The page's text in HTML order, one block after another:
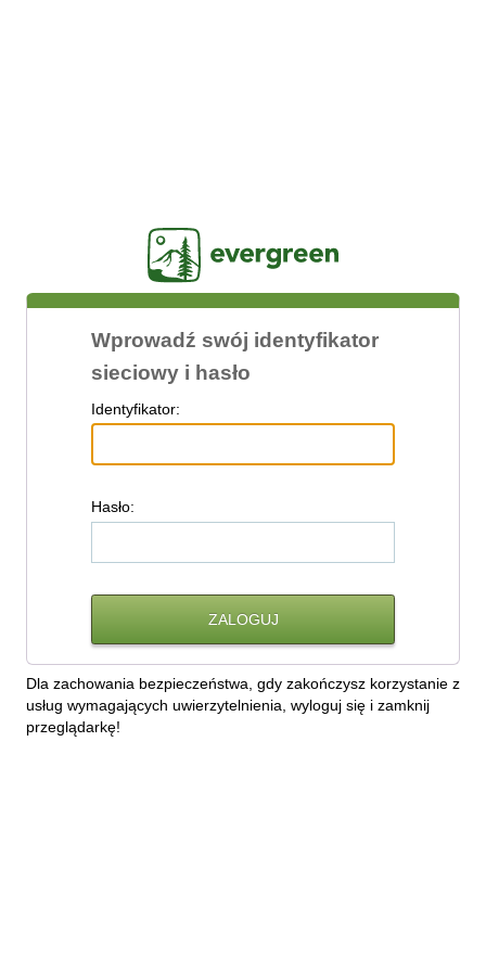
Wprowadź swój identyfikator
sieciowy i hasło
Identyfikator:
Hasło:
Dla zachowania bezpieczeństwa, gdy zakończysz korzystanie z
usług wymagających uwierzytelnienia, wyloguj się i zamknij
przeglądarkę!